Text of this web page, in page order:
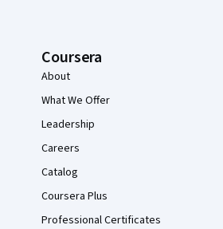
Coursera
About
What We Offer
Leadership
Careers
Catalog
Coursera Plus
Professional Certificates